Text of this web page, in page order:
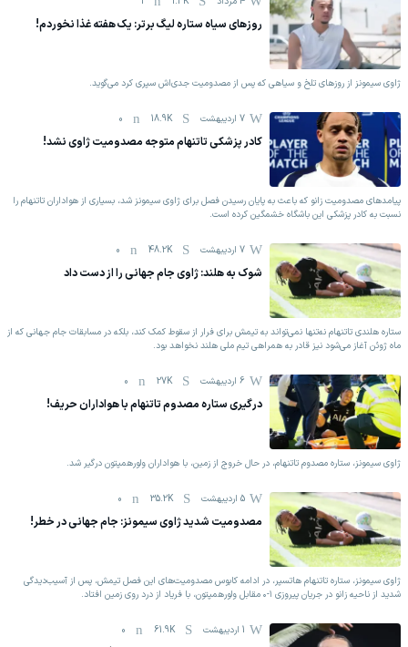
روزهای سیاه ستاره لیگ برتر: یک هفته غذا نخوردم!
ژاوی سیمونز از روزهای تلخ و سیاهی که پس از مصدومیت جدی‌اش سپری کرد می‌گوید.
7 اردیبهشت 18.9K
0
کادر پزشکی تاتنهام متوجه مصدومیت ژاوی نشد!
پیامدهای مصدومیت زانو که باعث به پایان رسیدن فصل برای ژاوی سیمونز شد، بسیاری از هواداران تاتنهام را
نسبت به کادر پزشکی این باشگاه خشمگین کرده است.
7 اردیبهشت 48.2K
0
شوک به هلند: ژاوی جام جهانی را از دست داد
ستاره هلندی تاتنهام نه‌تنها نمی‌تواند به تیمش برای فرار از سقوط کمک کند، بلکه در مسابقات جام جهانی که از
ماه ژوئن آغاز می‌شود نیز قادر به همراهی تیم ملی هلند نخواهد بود.
6 اردیبهشت 27K
0
درگیری ستاره مصدوم تاتنهام با هواداران حریف!
ژاوی سیمونز، ستاره مصدوم تاتنهام، در حال خروج از زمین، با هواداران ولورهمپتون درگیر شد.
5 اردیبهشت 35.2K
0
مصدومیت شدید ژاوی سیمونز: جام جهانی در خطر!
ژاوی سیمونز، ستاره تاتنهام هاتسپر، در ادامه کابوس مصدومیت‌های این فصل تیمش، پس از آسیب‌دیدگی
شدید از ناحیه زانو در جریان پیروزی ۱-۰ مقابل ولورهمپتون، با فریاد از درد روی زمین افتاد.
1 اردیبهشت 61.9K
0